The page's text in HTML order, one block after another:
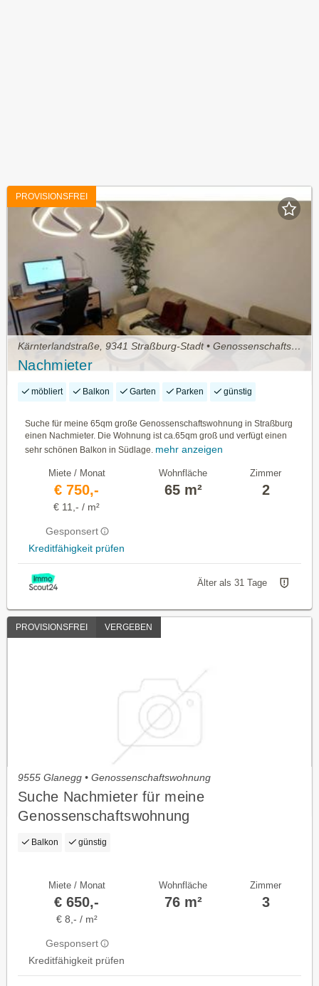
PROVISIONSFREI
Kärnterlandstraße, 9341 Straßburg-Stadt • Genossenschaftswohnung
Nachmieter
möbliert Balkon Garten Parken günstig
Suche für meine 65qm große Genossenschaftswohnung in Straßburg
einen Nachmieter. Die Wohnung ist ca.65qm groß und verfügt einen
sehr schönen Balkon in Südlage. mehr anzeigen
Miete / Monat
€ 750,-
€ 11,- / m²
Gesponsert
Kreditfähigkeit prüfen
Wohnfläche
65 m²
Zimmer
2
Älter als 31 Tage
PROVISIONSFREI VERGEBEN
9555 Glanegg • Genossenschaftswohnung
Suche Nachmieter für meine
Genossenschaftswohnung
Balkon günstig
Miete / Monat
€ 650,-
€ 8,- / m²
Gesponsert
Kreditfähigkeit prüfen
Wohnfläche
76 m²
Zimmer
3